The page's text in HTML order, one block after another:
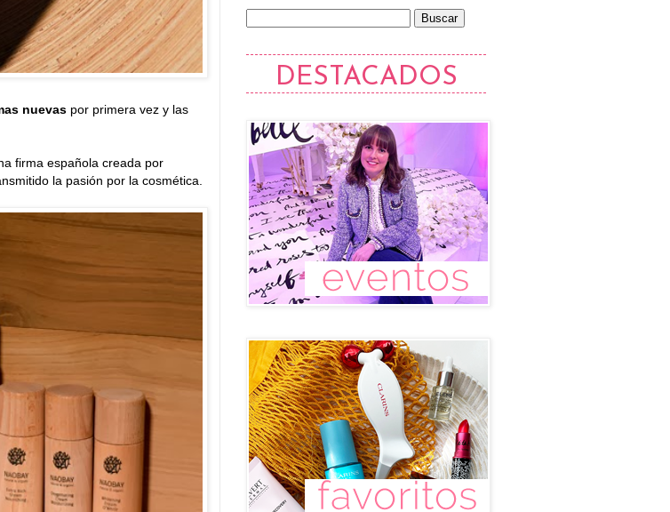
nuevas por primera vez y las
firma española creada por
la pasión por la cosmética.
DESTACADOS